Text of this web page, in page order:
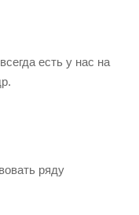
есть у нас на
ряду